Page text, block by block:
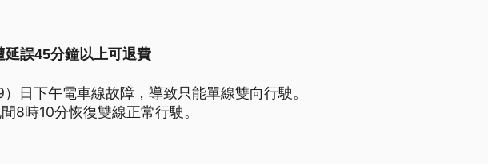
誤45分鐘以上可退費
日下午電車線故障，導致只能單線雙向行駛。
8時10分恢復雙線正常行駛。